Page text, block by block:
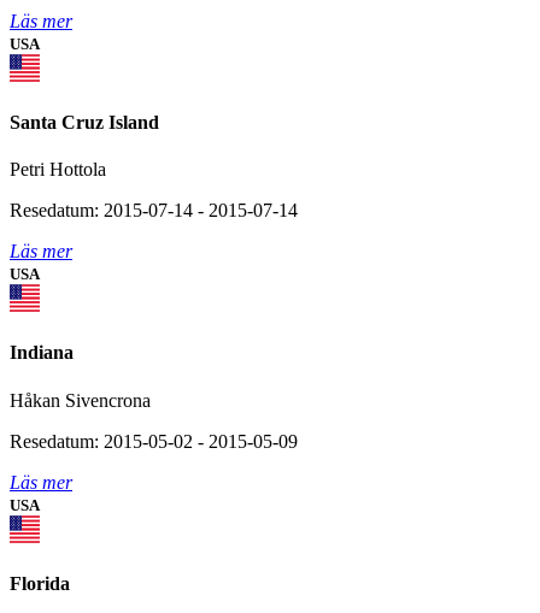
Läs mer
USA
Santa Cruz Island
Petri Hottola
Resedatum: 2015-07-14 - 2015-07-14
Läs mer
USA
Indiana
Håkan Sivencrona
Resedatum: 2015-05-02 - 2015-05-09
Läs mer
USA
Florida